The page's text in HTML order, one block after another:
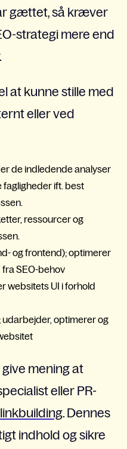
gættet, så kræver
strategi mere end
at kunne stille med
eller ved
de indledende analyser
fagligheder ift. best
ressourcer og
og frontend); optimerer
SEO-behov
websitets UI i forhold
udarbejder, optimerer og
mening at
eller PR-
. Dennes
indhold og sikre